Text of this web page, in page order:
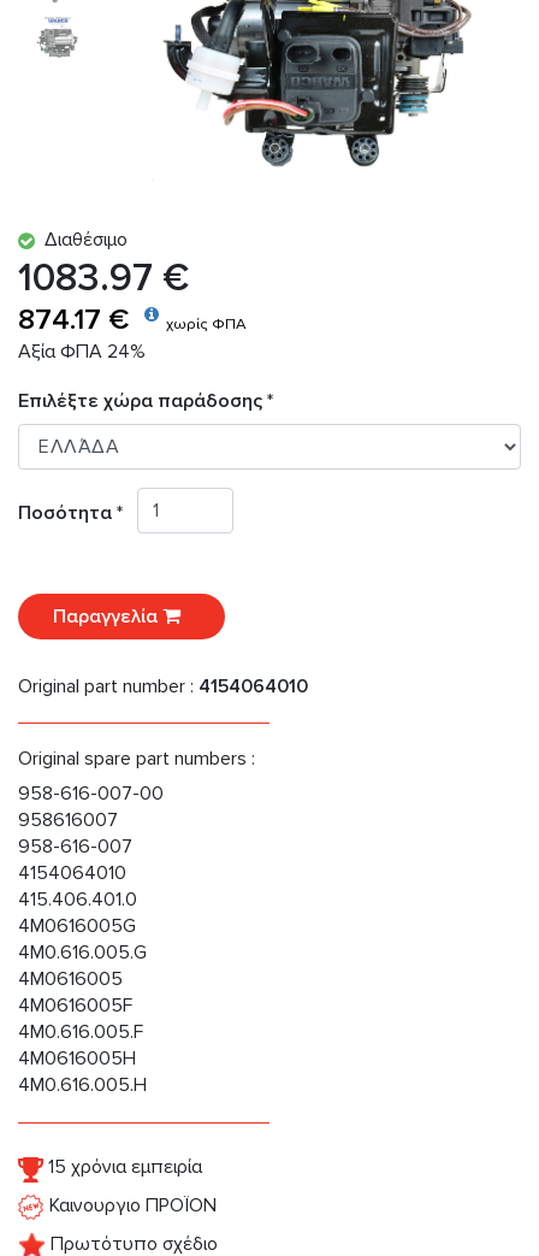
Διαθέσιμο
1083.97 €
874.17 € χωρίς ΦΠΑ
Αξία ΦΠΑ 24%
Επιλέξτε χώρα παράδοσης *
Ποσότητα *
Παραγγελία
Original part number : 4154064010
Original spare part numbers :
958-616-007-00
958616007
958-616-007
4154064010
415.406.401.0
4M0616005G
4M0.616.005.G
4M0616005
4M0616005F
4M0.616.005.F
4M0616005H
4M0.616.005.H
15 χρόνια εμπειρία
Καινουργιο ΠΡΟΪΟΝ
Πρωτότυπο σχέδιο